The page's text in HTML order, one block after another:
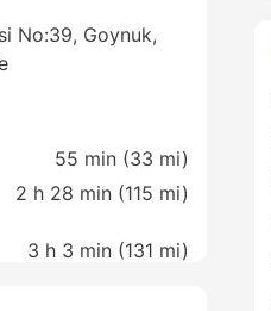
No:39, Goynuk,
55 min (33 mi)
2 h 28 min (115 mi)
3 h 3 min (131 mi)